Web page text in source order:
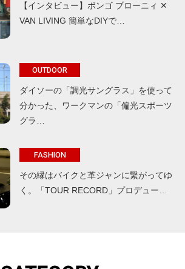
【インタビュー】ボンゴ ブローニィ ✕
VAN LIVING 簡単なDIYで…
OUTDOOR
ダイソーの「調光サングラス」を使って
分かった、ワークマンの「偏光スポーツ
グラ…
FASHION
その縁はバイクと革ジャンに繋がってゆ
く。「TOUR RECORD」プロデュー…